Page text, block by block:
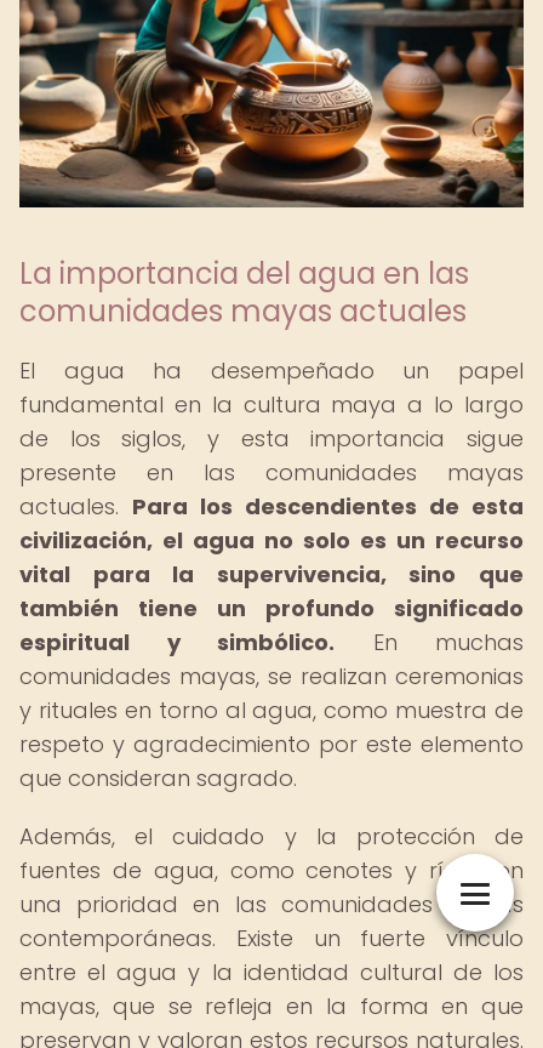
La importancia del agua en las
comunidades mayas actuales
El agua ha desempeñado un papel
fundamental en la cultura maya a lo largo
de los siglos, y esta importancia sigue
presente en las comunidades mayas
actuales. Para los descendientes de esta
civilización, el agua no solo es un recurso
vital para la supervivencia, sino que
también tiene un profundo significado
espiritual y simbólico. En muchas
comunidades mayas, se realizan ceremonias
y rituales en torno al agua, como muestra de
respeto y agradecimiento por este elemento
que consideran sagrado.
Además, el cuidado y la protección de
fuentes de agua, como cenotes y ríos, son
una prioridad en las comunidades mayas
contemporáneas. Existe un fuerte vínculo
entre el agua y la identidad cultural de los
mayas, que se refleja en la forma en que
preservan y valoran estos recursos naturales.